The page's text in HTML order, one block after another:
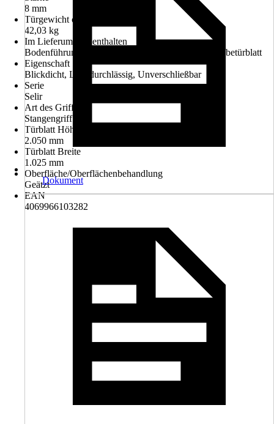
8 mm
Türgewicht ca.
42,03 kg
Im Lieferumfang enthalten
Bodenführung, Griff-Set, Schiebetürbeschlag, Schiebetürblatt
Eigenschaft
Blickdicht, Lichtdurchlässig, Unverschließbar
Serie
Selir
Art des Griffs
Stangengriff
Türblatt Höhe
2.050 mm
Türblatt Breite
1.025 mm
Oberfläche/Oberflächenbehandlung
Geätzt
EAN
4069966103282
Dokument